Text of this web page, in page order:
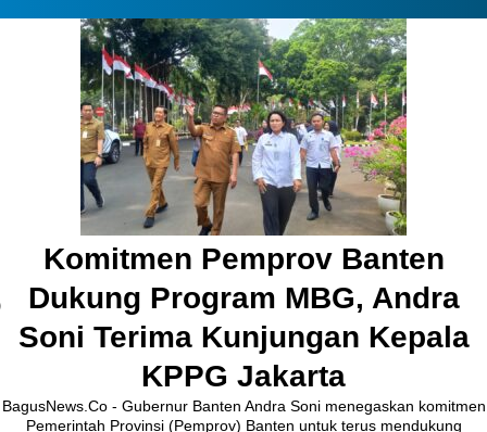
Pembangunan Jalan Ceplak–
Kronjo Sepanjang 11 Kilometer,
Bupati Tangerang: Awasi
Bersama
BagusNews.Co – Bupati Tangerang Moch. Maesyal Rasyid,
melakukan peletakan batu pertama (Groundbreaking) rekonstruksi
Agustus 2026.Pada acara tersebut, Bupati Maesyal [...]
2 hari ago